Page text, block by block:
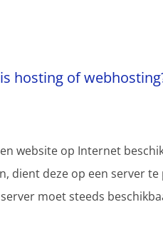
hosting of
website op Internet
dient deze op een server te
moet steeds